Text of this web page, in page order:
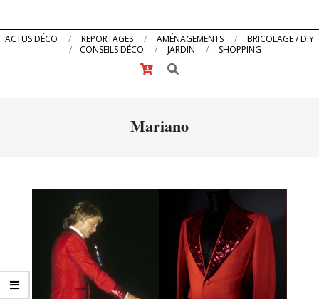
Primary
ACTUS DÉCO REPORTAGES AMÉNAGEMENTS
BRICOLAGE / DIY
CONSEILS DÉCO
JARDIN
SHOPPING
Search
Mariano